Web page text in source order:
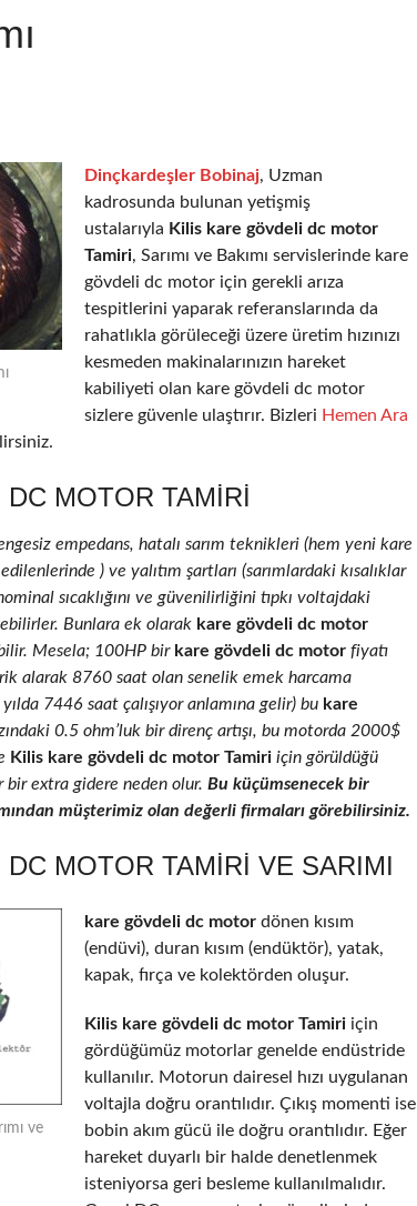
Dinçkardeşler Bobinaj, Uzman
kadrosunda bulunan yetişmiş
ustalarıyla Kilis kare gövdeli dc motor
Tamiri, Sarımı ve Bakımı servislerinde kare
gövdeli dc motor için gerekli arıza
tespitlerini yaparak referanslarında da
rahatlıkla görüleceği üzere üretim hızınızı
kesmeden makinalarınızın hareket
kabiliyeti olan kare gövdeli dc motor
sizlere güvenle ulaştırır. Bizleri Hemen Ara
MOTOR TAMIRI
empedans, hatalı sarım teknikleri (hem yeni kare
) ve yalıtım şartları (sarımlardaki kısalıklar
sıcaklığını ve güvenilirliğini tıpkı voltajdaki
Bunlara ek olarak kare gövdeli dc motor
Mesela; 100HP birkare gövdeli dc motor fiyatı
alarak 8760 saat olan senelik emek harcama
7446 saat çalışıyor anlamına gelir) bu kare
0.5 ohm’luk bir direnç artışı, bu motorda 2000$
Kilis kare gövdeli dc motor Tamiri için görüldüğü
bir extra gidere neden olur. Bu küçümsenecek bir
müşterimiz olan değerli firmaları görebilirsiniz.
MOTOR TAMIRI VE SARIMI
ve
kare gövdeli dc motor dönen kısım
(endüvi), duran kısım (endüktör), yatak,
kapak, fırça ve kolektörden oluşur.
Kilis kare gövdeli dc motor Tamiri için
gördüğümüz motorlar genelde endüstride
kullanılır. Motorun dairesel hızı uygulanan
voltajla doğru orantılıdır. Çıkış momenti ise
bobin akım gücü ile doğru orantılıdır. Eğer
hareket duyarlı bir halde denetlenmek
isteniyorsa geri besleme kullanılmalıdır.